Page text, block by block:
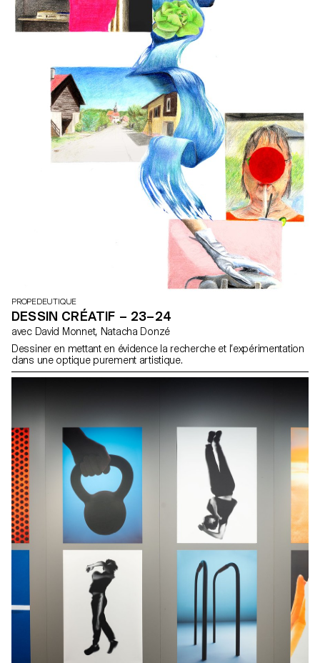
PROPEDEUTIQUE
DESSIN CRÉATIF – 23–24
avec David Monnet, Natacha Donzé
Dessiner en mettant en évidence la recherche et l’expérimentation
dans une optique purement artistique.